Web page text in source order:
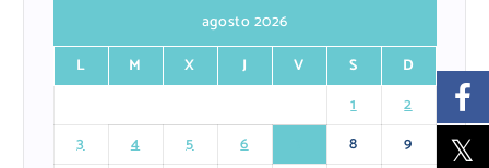
agosto 2026
L
M X J V S
D
1
2
3
4 5 6 8
9